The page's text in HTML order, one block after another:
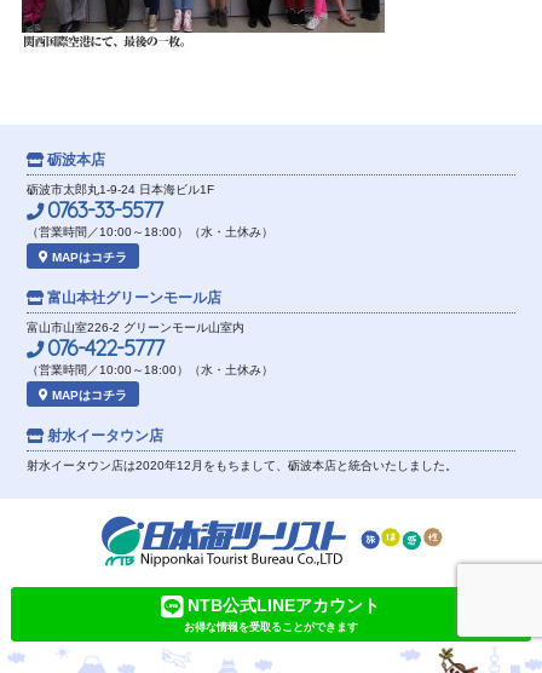
砺波本店
砺波市太郎丸1-9-24 日本海ビル1F
0763-33-5577
（営業時間／10:00～18:00）（水・土休み）
MAPはコチラ
富山本社グリーンモール店
富山市山室226-2 グリーンモール山室内
076-422-5777
（営業時間／10:00～18:00）（水・土休み）
MAPはコチラ
射水イータウン店
射水イータウン店は2020年12月をもちまして、砺波本店と統合いたしました。
NTB公式LINEアカウント
お得な情報を受取ることができます